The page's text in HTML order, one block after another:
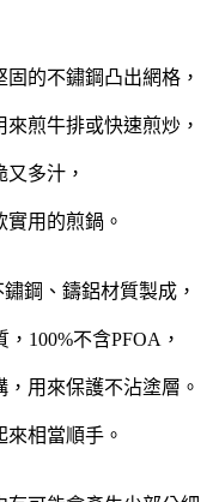
的不鏽鋼凸出網格，
煎牛排或快速煎炒，
多汁，
用的煎鍋。
鋼、鑄鋁材質製成，
100%不含PFOA，
用來保護不沾塗層。
相當順手。